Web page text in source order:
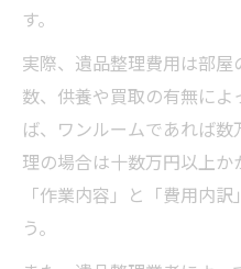
す。
実際、遺品整理費用は部
数、供養や買取の有無に
ば、ワンルームであれば
理の場合は十数万円以上
「作業内容」と「費用内
う。